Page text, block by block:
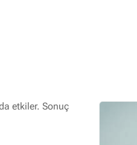
etkiler. Sonuç